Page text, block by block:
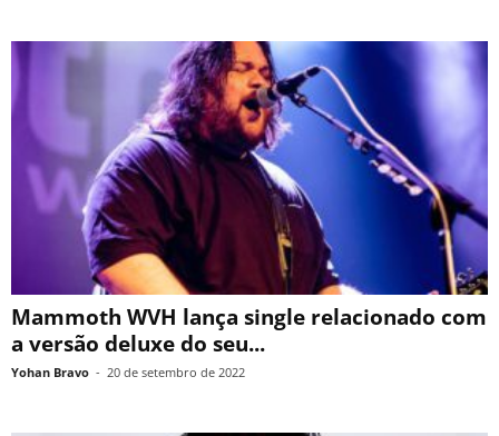
Mammoth WVH lança single relacionado com
a versão deluxe do seu...
Yohan Bravo - 20 de setembro de 2022